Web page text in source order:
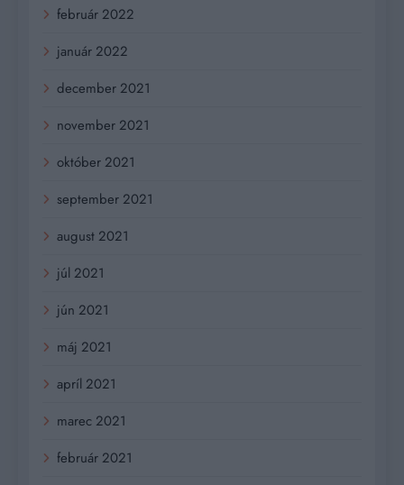
február 2022
január 2022
december 2021
november 2021
október 2021
september 2021
august 2021
júl 2021
jún 2021
máj 2021
apríl 2021
marec 2021
február 2021